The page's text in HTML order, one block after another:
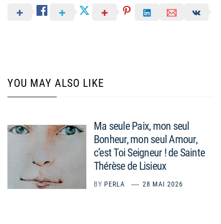
YOU MAY ALSO LIKE
Ma seule Paix, mon seul
Bonheur, mon seul Amour,
c’est Toi Seigneur ! de Sainte
Thérèse de Lisieux
BY PERLA 28 MAI 2026